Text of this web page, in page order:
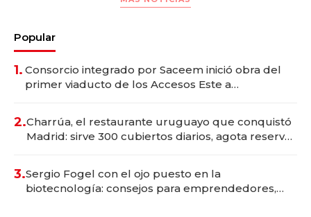
Popular
1. Consorcio integrado por Saceem inició obra del
primer viaducto de los Accesos Este a
2.Charrúa, el restaurante uruguayo que conquistó
Madrid: sirve 300 cubiertos diarios, agota reservas
3.Sergio Fogel con el ojo puesto en la
biotecnología: consejos para emprendedores,